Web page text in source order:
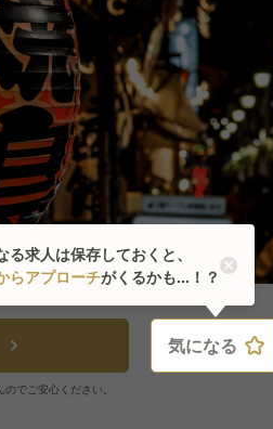
気になる
でご安心ください。
気になる
る求人は保存しておくと、
らアプローチがくるかも...！？